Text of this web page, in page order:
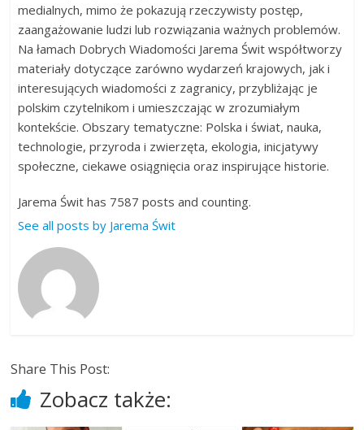
medialnych, mimo że pokazują rzeczywisty postęp,
zaangażowanie ludzi lub rozwiązania ważnych problemów.
Na łamach Dobrych Wiadomości Jarema Świt współtworzy
materiały dotyczące zarówno wydarzeń krajowych, jak i
interesujących wiadomości z zagranicy, przybliżając je
polskim czytelnikom i umieszczając w zrozumiałym
kontekście. Obszary tematyczne: Polska i świat, nauka,
technologie, przyroda i zwierzęta, ekologia, inicjatywy
społeczne, ciekawe osiągnięcia oraz inspirujące historie.
Jarema Świt has 7587 posts and counting.
See all posts by Jarema Świt
Share This Post:
Zobacz także: